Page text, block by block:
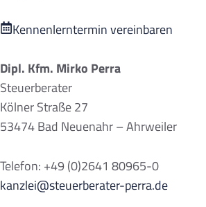
Kennenlerntermin vereinbaren
Dipl. Kfm. Mirko Perra
Steuerberater
Kölner Straße 27
53474 Bad Neuenahr – Ahrweiler
Telefon: +49 (0)2641 80965-0
kanzlei@steuerberater-perra.de